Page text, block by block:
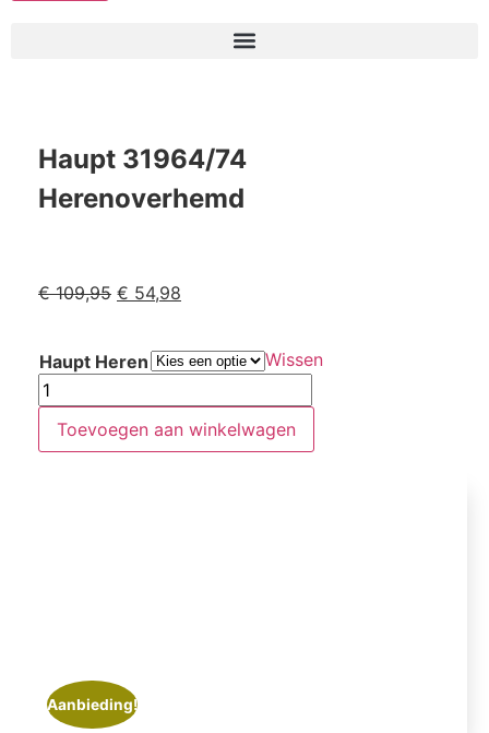
Haupt 31964/74
Herenoverhemd
€109,95 € 54,98
Haupt Heren Wissen
Toevoegen aan winkelwagen
Aanbieding!